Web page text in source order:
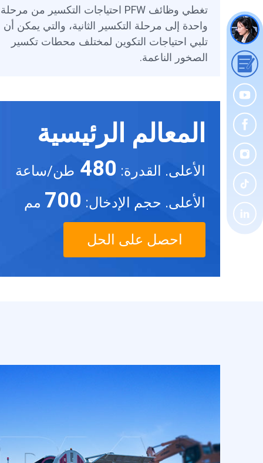
تغطي وظائف PFW احتياجات التكسير من مرحلة
واحدة إلى مرحلة التكسير الثانية، والتي يمكن أن
تلبي احتياجات التكوين لمختلف محطات تكسير
الصخور الناعمة.
المعالم الرئيسية
الأعلى. القدرة: 480 طن/ساعة
الأعلى. حجم الإدخال: 700 مم
احصل على الحل